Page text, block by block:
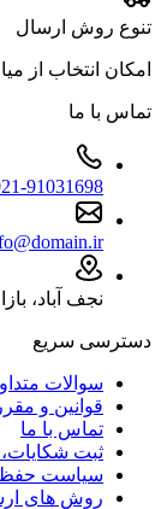
تنوع روش ارسال
امکان انتخاب
تماس با ما
91031698
نجف آباد،
دسترسی سریع
سوالات
قوانین و
تماس با ما
ثبت شکایات،
سیاست حفظ
روش های